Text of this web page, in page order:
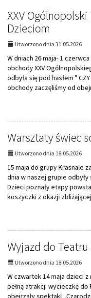
XXV
Dzieciom
Utworzono dnia 31.05.2026
W dniach 26 maja- 1
obchody XXV
odbyła się pod hasłem "
obchody zaczęliśmy od
Warsztaty świec
Utworzono dnia 18.05.2026
15 maja do grupy Krasnale
dnia w naszej grupie
Dzieci poznały etapy
koszyczki z okazji
Wyjazd do Teatru
Utworzono dnia 18.05.2026
W czwartek 14 maja dzieci
pełną atrakcji wycieczkę do
obejrzały spektakl